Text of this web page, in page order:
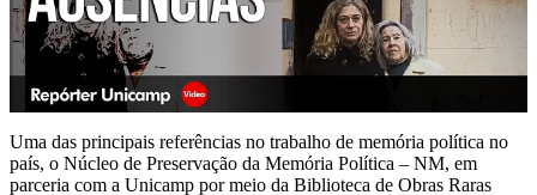
Uma das principais referências no trabalho de memória política no
país, o Núcleo de Preservação da Memória Política – NM, em
parceria com a Unicamp por meio da Biblioteca de Obras Raras